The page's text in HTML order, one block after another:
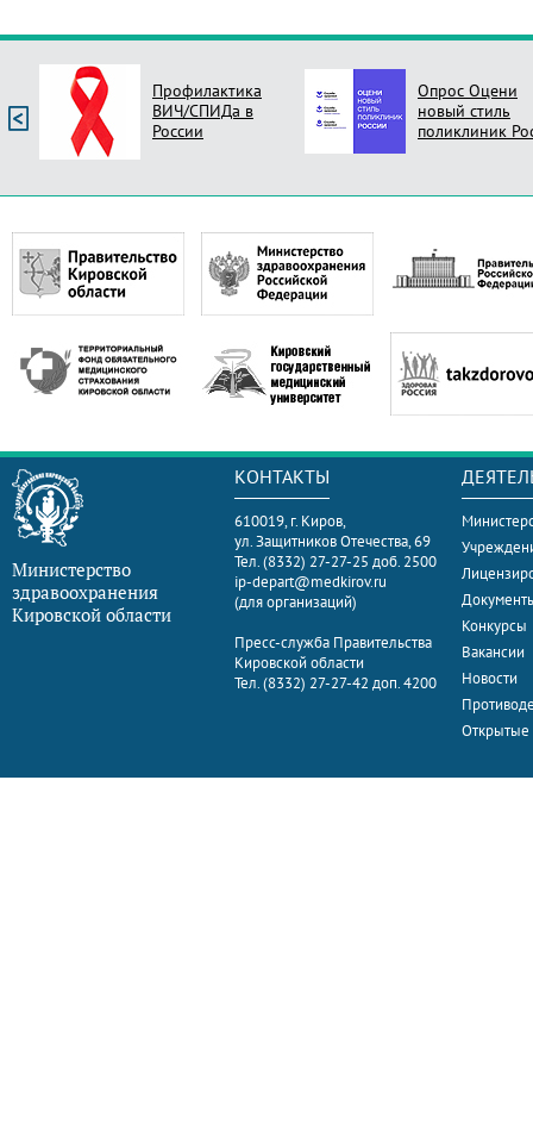
Профилактика
ВИЧ/СПИДа в
России
Опрос Оцени
новый стиль
поликлиник
Министерство
здравоохранения
Кировской области
КОНТАКТЫ
610019, г. Киров,
ул. Защитников Отечества, 69
Тел. (8332) 27-27-25 доб. 2500
ip-depart@medkirov.ru
(для организаций)
Пресс-служба Правительства
Кировской области
Тел. (8332) 27-27-42 доп. 4200
Конкурсы
Вакансии
Новости